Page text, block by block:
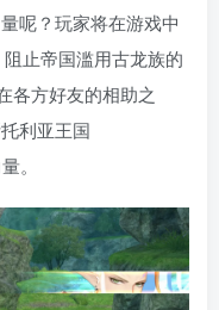
呢？玩家将在游戏中
止帝国滥用古龙族的
各方好友的相助之
利亚王国
。